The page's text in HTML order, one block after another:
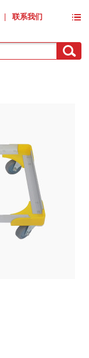
联系我们